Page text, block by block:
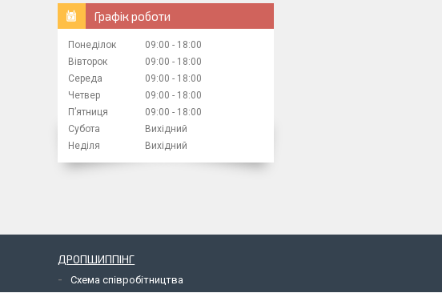
Графік роботи
Понеділок 09:00
18:00
Вівторок
09:00
18:00
Середа
09:00
18:00
Четвер
09:00
18:00
Пʼятниця
09:00
18:00
Субота
Вихідний
Неділя
Вихідний
ДРОПШИППІНГ
Схема співробітництва